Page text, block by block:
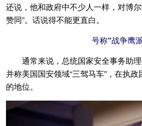
还说，他和政府中不少人一样，对博
赞同”。话说得不能更直白。
号称“战争鹰
通常来说，总统国家安全事务助理
并称美国国安领域“三驾马车”，在执
的地位。